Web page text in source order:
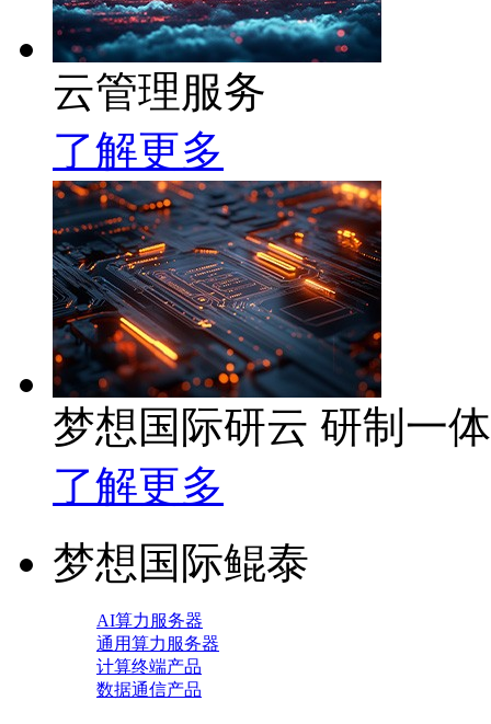
云管理服务
了解更多
梦想国际研云 研制一
了解更多
梦想国际鲲泰
AI算力服务器
通用算力服务器
计算终端产品
数据通信产品